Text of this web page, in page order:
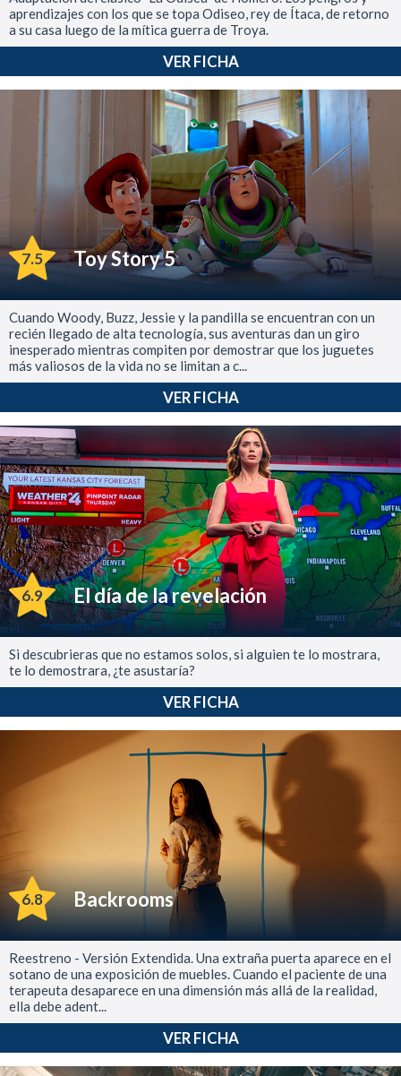
aprendizajes con los que se topa Odiseo, rey de Ítaca, de retorno
a su casa luego de la mítica guerra de Troya.
VER FICHA
7.5 Toy Story 5
Cuando Woody, Buzz, Jessie y la pandilla se encuentran con un
recién llegado de alta tecnología, sus aventuras dan un giro
inesperado mientras compiten por demostrar que los juguetes
más valiosos de la vida no se limitan a c...
VER FICHA
6.9 El día de la revelación
Si descubrieras que no estamos solos, si alguien te lo mostrara,
te lo demostrara, ¿te asustaría?
VER FICHA
6.8 Backrooms
Reestreno - Versión Extendida. Una extraña puerta aparece en el
sotano de una exposición de muebles. Cuando el paciente de una
terapeuta desaparece en una dimensión más allá de la realidad,
ella debe adent...
VER FICHA